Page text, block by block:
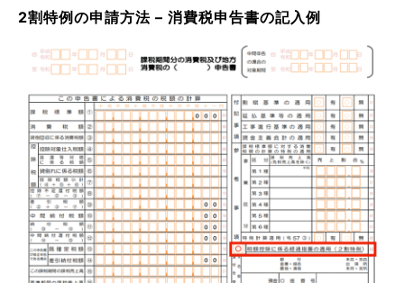
2割特例の申請方法 – 消費税申告書の記入例